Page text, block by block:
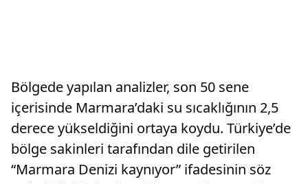
Bölgede yapılan analizler, son 50 sene
içerisinde Marmara’daki su sıcaklığının 2,5
derece yükseldiğini ortaya koydu. Türkiye’de
bölge sakinleri tarafından dile getirilen
“Marmara Denizi kaynıyor” ifadesinin söz